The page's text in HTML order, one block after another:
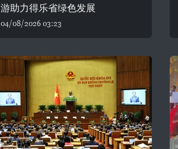
游助力得乐省绿色发展
04/08/2026 03:23